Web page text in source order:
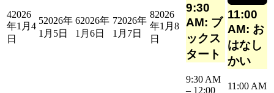
42026
年1月4
日
52026年
1月5日
62026年
1月6日
72026年
1月7日
82026
年1月8
日
9:30
AM: ブ
ックス
タート
9:30 AM
– 12:00
11:00
AM: お
はなし
かい
11:00 AM